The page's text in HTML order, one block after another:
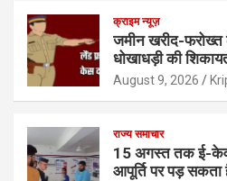
क्राइम न्यूज़
जमीन खरीद-फरोख्त
धोखाधड़ी की
August 9, 2026
राज्य समाचार
15 अगस्त तक ई-
आपूर्ति पर पड़